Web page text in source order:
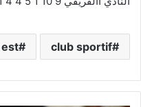
club sportif
est